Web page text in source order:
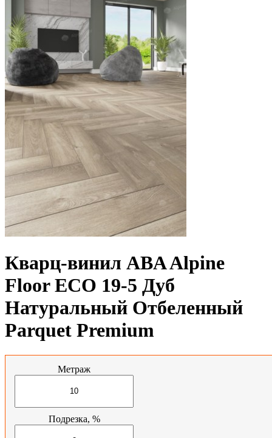
Кварц-винил ABA Alpine
Floor ECO 19-5 Дуб
Натуральный Отбеленный
Parquet Premium
Метраж
Подрезка, %